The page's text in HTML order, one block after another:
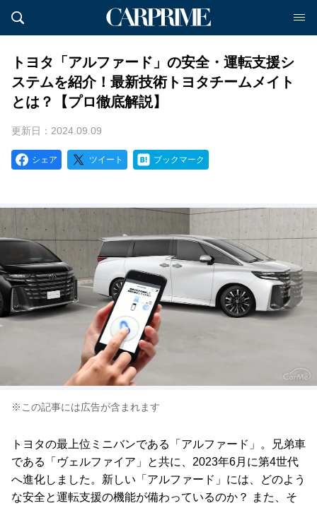
トヨタ「アルファード」の安全・運転支援シ
ステムを紹介！最新技術トヨタチームメイト
とは？【プロ徹底解説】
更新日：2024.09.09
シェア ツイート ブックマーク
※この記事には広告が含まれます
トヨタの最上位ミニバンである「アルファード」。兄弟車
である「ヴェルファイア」と共に、2023年6月に第4世代
へ進化しました。新しい「アルファード」には、どのよう
な安全と運転支援の機能が備わっているのか？ また、そ